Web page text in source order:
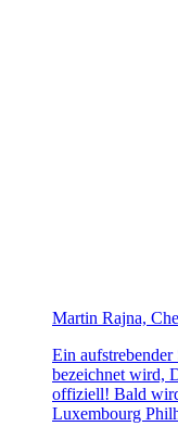
Martin Rajna,
Ein
bezeichnet wird,
offiziell! Bald
Luxembourg